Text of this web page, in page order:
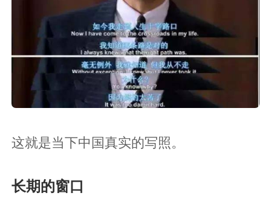
这就是当下中国真实的写照。
长期的窗口